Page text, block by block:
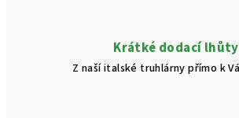
Krátké dodací lhůty
Z naší italské truhlárny přímo k